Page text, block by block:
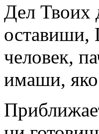
Дел Твоих
оставиши,
человек,
имаши, яко